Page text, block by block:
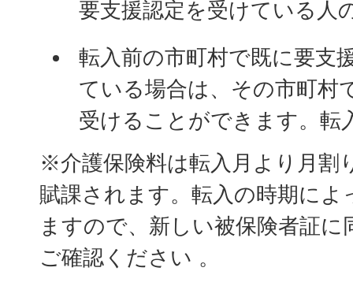
要支援認定を受けている人
転入前の市町村で既に要支
ている場合は、その市町村
受けることができます。転
市町村から交付された受給
介護保険課窓口にて認定申
い。受給資格証明書の交付
は、早めに相談してくださ
※介護保険料は転入月より月割
賦課されます。転入の時期によ
ますので、新しい被保険者証に
ご確認ください 。